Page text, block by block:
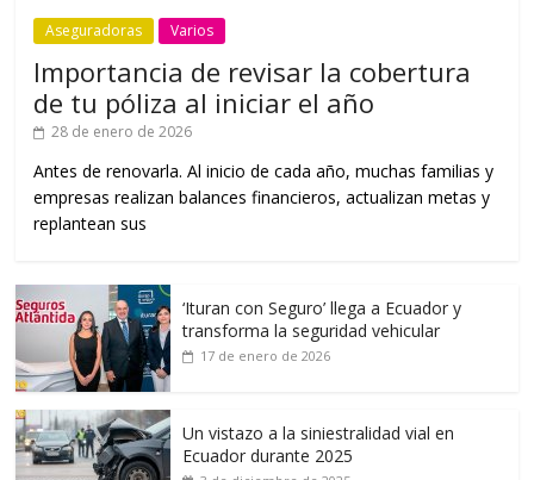
Aseguradoras Varios
Importancia de revisar la cobertura
de tu póliza al iniciar el año
28 de enero de 2026
Antes de renovarla. Al inicio de cada año, muchas familias y
empresas realizan balances financieros, actualizan metas y
replantean sus
‘Ituran con Seguro’ llega a Ecuador y
transforma la seguridad vehicular
17 de enero de 2026
Un vistazo a la siniestralidad vial en
Ecuador durante 2025